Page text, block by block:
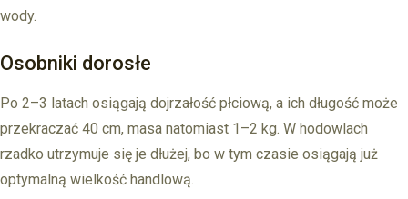
wody.
Osobniki dorosłe
Po 2–3 latach osiągają dojrzałość płciową, a ich długość może
przekraczać 40 cm, masa natomiast 1–2 kg. W hodowlach
rzadko utrzymuje się je dłużej, bo w tym czasie osiągają już
optymalną wielkość handlową.